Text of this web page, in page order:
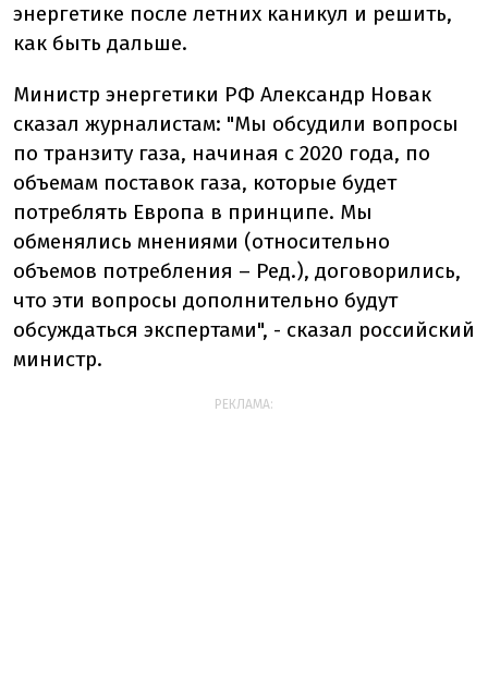
энергетике после летних каникул и решить,
как быть дальше.
Министр энергетики РФ Александр Новак
сказал журналистам: "Мы обсудили вопросы
по транзиту газа, начиная с 2020 года, по
объемам поставок газа, которые будет
потреблять Европа в принципе. Мы
обменялись мнениями (относительно
объемов потребления – Ред.), договорились,
что эти вопросы дополнительно будут
обсуждаться экспертами", - сказал российский
министр.
РЕКЛАМА: